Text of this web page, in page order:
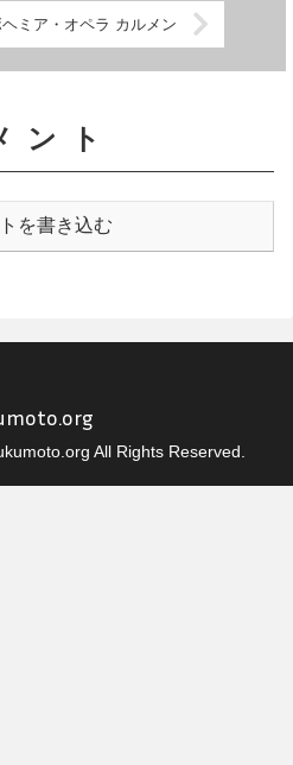
ミア・オペラ カルメン
ント
を書き込む
All Rights Reserved.